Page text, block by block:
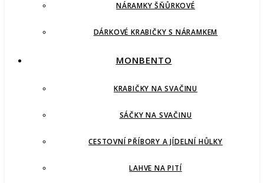
NÁRAMKY ŠŇŮRKOVÉ
DÁRKOVÉ KRABIČKY S NÁRAMKEM
MONBENTO
KRABIČKY NA SVAČINU
SÁČKY NA SVAČINU
CESTOVNÍ PŘÍBORY A JÍDELNÍ HŮLKY
LAHVE NA PITÍ